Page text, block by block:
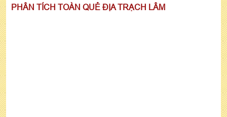
PHÂN TÍCH TOÀN QUẺ ĐỊA TRẠCH LÂM